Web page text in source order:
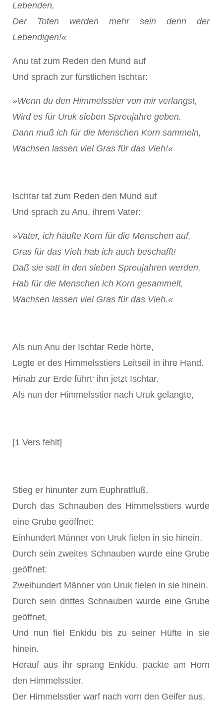
Lebenden,
Der Toten werden mehr sein denn der
Lebendigen!«
Anu tat zum Reden den Mund auf
Und sprach zur fürstlichen Ischtar:
»Wenn du den Himmelsstier von mir verlangst,
Wird es für Uruk sieben Spreujahre geben.
Dann muß ich für die Menschen Korn sammeln,
Wachsen lassen viel Gras für das Vieh!«
Ischtar tat zum Reden den Mund auf
Und sprach zu Anu, ihrem Vater:
»Vater, ich häufte Korn für die Menschen auf,
Gras für das Vieh hab ich auch beschafft!
Daß sie satt in den sieben Spreujahren werden,
Hab für die Menschen ich Korn gesammelt,
Wachsen lassen viel Gras für das Vieh.«
Als nun Anu der Ischtar Rede hörte,
Legte er des Himmelsstiers Leitseil in ihre Hand.
Hinab zur Erde führt‘ ihn jetzt Ischtar.
Als nun der Himmelsstier nach Uruk gelangte,
[1 Vers fehlt]
Stieg er hinunter zum Euphratfluß,
Durch das Schnauben des Himmelsstiers wurde
eine Grube geöffnet:
Einhundert Männer von Uruk fielen in sie hinein.
Durch sein zweites Schnauben wurde eine Grube
geöffnet:
Zweihundert Männer von Uruk fielen in sie hinein.
Durch sein drittes Schnauben wurde eine Grube
geöffnet,
Und nun fiel Enkidu bis zu seiner Hüfte in sie
hinein.
Herauf aus ihr sprang Enkidu, packte am Horn
den Himmelsstier.
Der Himmelsstier warf nach vorn den Geifer aus,